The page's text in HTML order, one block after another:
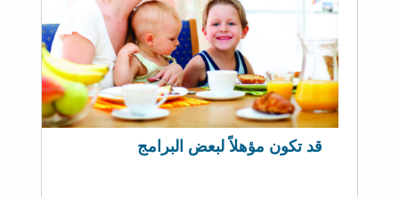
قد تكون مؤهلاً لبعض البرامج